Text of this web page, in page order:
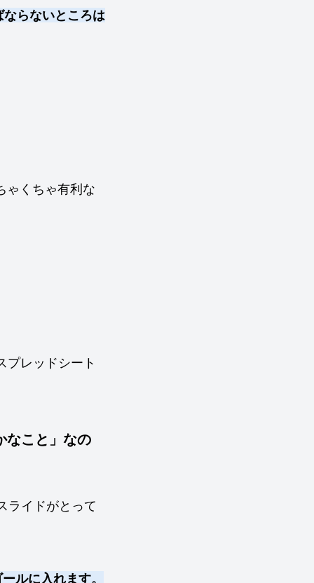
らないところは
ゃくちゃ有利な
プレッドシート
なこと」なの
ライドがとって
ルに入れます。